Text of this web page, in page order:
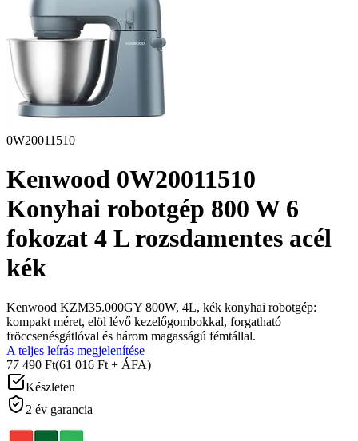
0W20011510
Kenwood 0W20011510
Konyhai robotgép 800 W 6
fokozat 4 L rozsdamentes acél
kék
Kenwood KZM35.000GY 800W, 4L, kék konyhai robotgép:
kompakt méret, elöl lévő kezelőgombokkal, forgatható
fröccsenésgátlóval és három magasságú fémtállal.
A teljes leírás megjelenítése
77 490 Ft(61 016 Ft + ÁFA)
Készleten
2 év garancia